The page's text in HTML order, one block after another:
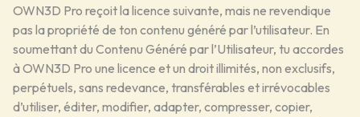
OWN3D Pro reçoit la licence suivante, mais ne revendique
pas la propriété de ton contenu généré par l’utilisateur. En
soumettant du Contenu Généré par l’Utilisateur, tu accordes
à OWN3D Pro une licence et un droit illimités, non exclusifs,
perpétuels, sans redevance, transférables et irrévocables
d’utiliser, éditer, modifier, adapter, compresser, copier,